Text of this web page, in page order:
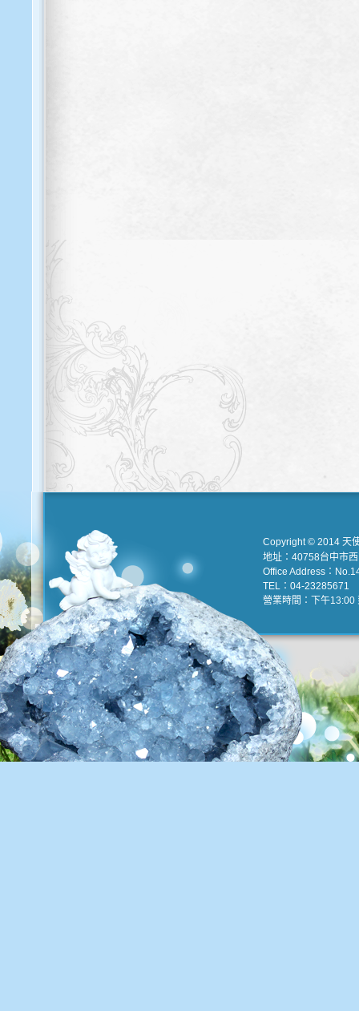
Copyright © 2014 天
地址：40758台中市
Office Address：
TEL：04-23285671
營業時間：下午13:00